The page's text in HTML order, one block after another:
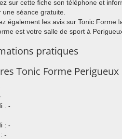
sur cette fiche son téléphone et
une séance gratuite.
également les avis sur Tonic Forme
est votre salle de sport à
pratiques
Tonic Forme Perigueux
: -
: -
-